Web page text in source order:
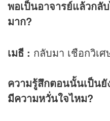
พอเป็นอาจารย์แล้วกลั
มาก?
เมธี : กลับมา เชือกวิเศ
ความรู้สึกตอนนั้นเป็นยั
มีความหวั่นใจไหม?